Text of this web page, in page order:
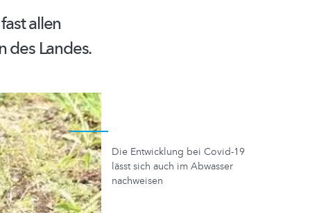
allen
des Landes.
Die Entwicklung bei Covid-19
lässt sich auch im Abwasser
nachweisen